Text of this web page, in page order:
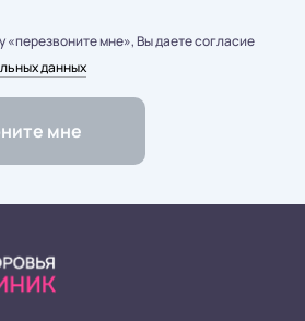
«перезвоните мне», Вы даете согласие
данных